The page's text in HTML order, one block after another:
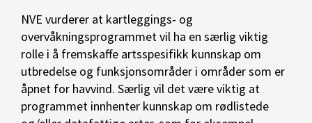
NVE vurderer at kartleggings- og
overvåkningsprogrammet vil ha en særlig viktig
rolle i å fremskaffe artsspesifikk kunnskap om
utbredelse og funksjonsområder i områder som er
åpnet for havvind. Særlig vil det være viktig at
programmet innhenter kunnskap om rødlistede